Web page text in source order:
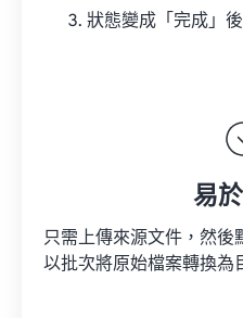
狀態變成「完成」
易
只需上傳來源文件，然後
以批次將原始檔案轉換為